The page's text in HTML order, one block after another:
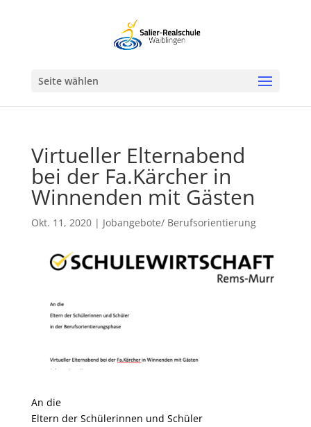
Seite wählen
Virtueller Elternabend
bei der Fa.Kärcher in
Winnenden mit Gästen
Okt. 11, 2020| Jobangebote/ Berufsorientierung
An die
Eltern der Schülerinnen und Schüler